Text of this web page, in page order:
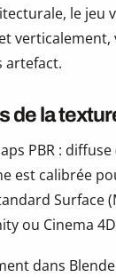
le jeu
verticalement,
artefact.
de la
PBR :
est calibrée
ou Cinema
dans